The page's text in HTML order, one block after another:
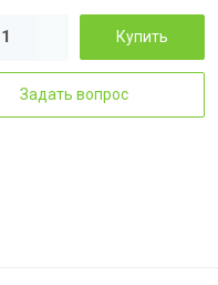
Купить
Задать вопрос